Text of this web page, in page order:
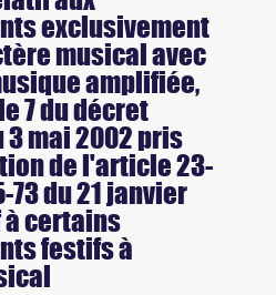
exclusivement
musical avec
amplifiée,
7 du décret
3 mai 2002 pris
de l'article 23-
73 du 21 janvier
certains
festifs à